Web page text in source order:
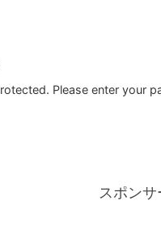
Please enter your
スポンサ